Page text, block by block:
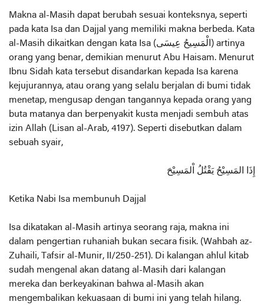
Makna al-Masih dapat berubah sesuai konteksnya, seperti
pada kata Isa dan Dajjal yang memiliki makna berbeda. Kata
al-Masih dikaitkan dengan kata Isa (الْمَسِيحُ عِيسَى) artinya
orang yang benar, demikian menurut Abu Haisam. Menurut
Ibnu Sidah kata tersebut disandarkan kepada Isa karena
kejujurannya, atau orang yang selalu berjalan di bumi tidak
menetap, mengusap dengan tangannya kepada orang yang
buta matanya dan berpenyakit kusta menjadi sembuh atas
izin Allah (Lisan al-Arab, 4197). Seperti disebutkan dalam
sebuah syair,
إِذَا المَسِيْحُ يَقْتُلُ اْلمَسِيْحَ
Ketika Nabi Isa membunuh Dajjal
Isa dikatakan al-Masih artinya seorang raja, makna ini
dalam pengertian ruhaniah bukan secara fisik. (Wahbah az-
Zuhaili, Tafsir al-Munir, II/250-251). Di kalangan ahlul kitab
sudah mengenal akan datang al-Masih dari kalangan
mereka dan berkeyakinan bahwa al-Masih akan
mengembalikan kekuasaan di bumi ini yang telah hilang.